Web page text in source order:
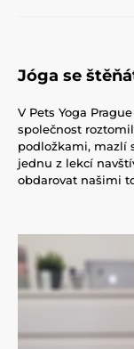
Jóga se
V Pets Yoga
společnost
podložkami, mazlí
jednu z lekcí
obdarovat našimi